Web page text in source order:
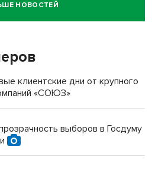
водителя за смерть
НОВОСТЕЙ
клиентские дни от крупного
«СОЮЗ»
выборов в Госдуму